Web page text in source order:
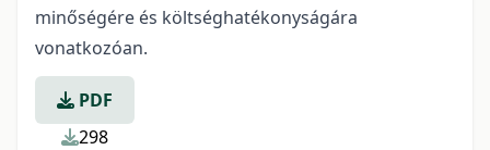
minőségére és költséghatékonyságára
vonatkozóan.
PDF
298